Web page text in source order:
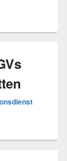
und